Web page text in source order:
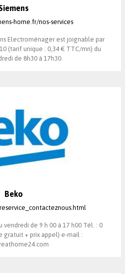
home.fr/nos-services
Electroménager est joignable par
(tarif unique : 0,34 € TTC/mn) du
de 8h30 à 17h30.
Beko
de 9 h 00 à 17 h00 Tél. : 0
gratuit + prix appel) e-mail :